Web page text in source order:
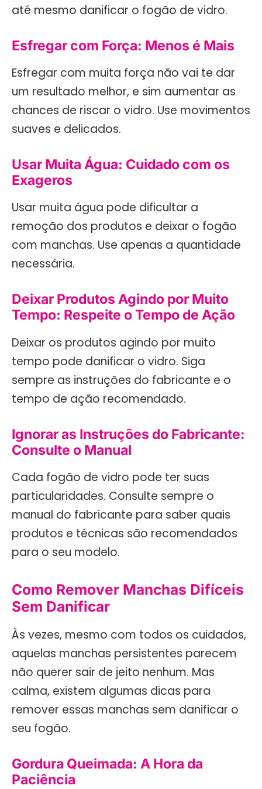
até mesmo danificar o fogão de vidro.
Esfregar com Força: Menos é Mais
Esfregar com muita força não vai te dar
um resultado melhor, e sim aumentar as
chances de riscar o vidro. Use movimentos
suaves e delicados.
Usar Muita Água: Cuidado com os
Exageros
Usar muita água pode dificultar a
remoção dos produtos e deixar o fogão
com manchas. Use apenas a quantidade
necessária.
Deixar Produtos Agindo por Muito
Tempo: Respeite o Tempo de Ação
Deixar os produtos agindo por muito
tempo pode danificar o vidro. Siga
sempre as instruções do fabricante e o
tempo de ação recomendado.
Ignorar as Instruções do Fabricante:
Consulte o Manual
Cada fogão de vidro pode ter suas
particularidades. Consulte sempre o
manual do fabricante para saber quais
produtos e técnicas são recomendados
para o seu modelo.
Como Remover Manchas Difíceis
Sem Danificar
Às vezes, mesmo com todos os cuidados,
aquelas manchas persistentes parecem
não querer sair de jeito nenhum. Mas
calma, existem algumas dicas para
remover essas manchas sem danificar o
seu fogão.
Gordura Queimada: A Hora da
Paciência